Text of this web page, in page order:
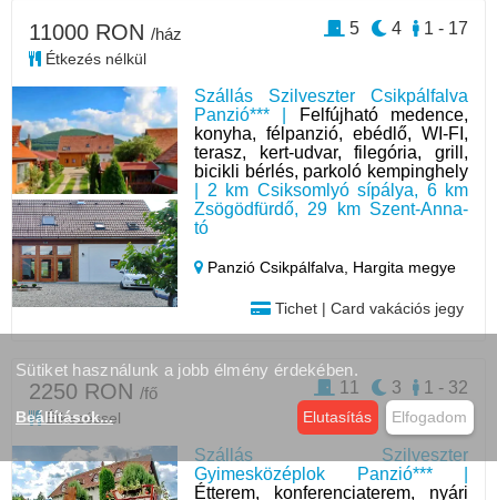
Szállás Szilveszter Csikpálfalva
Panzió*** |
Felfújható medence,
konyha, félpanzió, ebédlő, WI-FI,
terasz, kert-udvar, filegória, grill,
bicikli bérlés, parkoló kempinghely
| 2 km Csiksomlyó sípálya, 6 km
Zsögödfürdő, 29 km Szent-Anna-
tó
Panzió Csikpálfalva, Hargita megye
Tichet | Card vakációs jegy
11000 RON /ház
Étkezés nélkül
1 - 17
4
5
Szállás Szilveszter
Gyimesközéplok Panzió*** |
Étterem, konferenciaterem, nyári
2250 RON /fő
Étkezéssel
1 - 32
3
11
Sütiket használunk a jobb élmény érdekében.
Beállítások... Elutasítás Elfogadom